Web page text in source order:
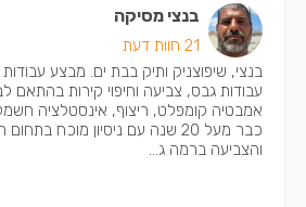
בנצי מסיקה
21 חוות דעת
בנצי, שיפוצניק ותיק בבת ים. מבצע עבודות
עבודות גבס, צביעה וחיפוי קירות בהתאם
אמבטיה קומפלט, ריצוף, אינסטלציה
כבר מעל 20 שנה עם ניסיון מוכח
והצביעה ברמה ג...